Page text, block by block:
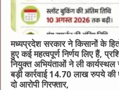
मध्यप्रदेश सरकार ने किसानों के
हुए कई महत्वपूर्ण निर्णय लिए हैं,
नियुक्त अभियंताओं ने ली कार्यस्थल
बड़ी कार्रवाई 14.70 लाख रुपये की
दो आरोपी गिरफ्तार,